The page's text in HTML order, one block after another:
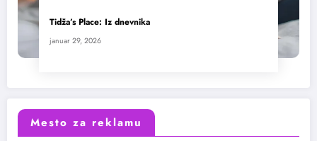
Tidža’s Place: Iz dnevnika
januar 29, 2026
Mesto za reklamu